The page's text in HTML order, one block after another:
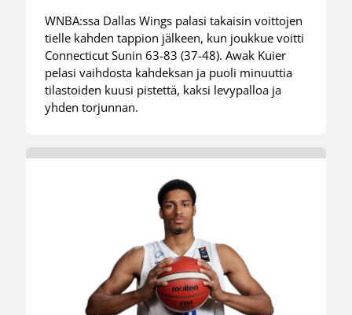
WNBA:ssa Dallas Wings palasi takaisin voittojen
tielle kahden tappion jälkeen, kun joukkue voitti
Connecticut Sunin 63-83 (37-48). Awak Kuier
pelasi vaihdosta kahdeksan ja puoli minuuttia
tilastoiden kuusi pistettä, kaksi levypalloa ja
yhden torjunnan.